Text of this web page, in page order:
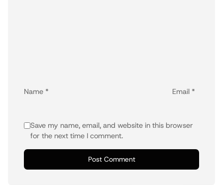
Name * Email *
Save my name, email, and website in this browser
for the next time I comment.